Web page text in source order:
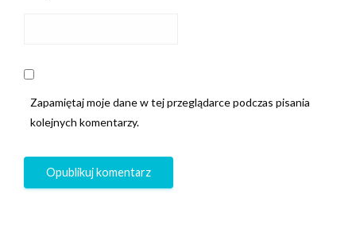
Zapamiętaj moje dane w tej przeglądarce podczas pisania
kolejnych komentarzy.